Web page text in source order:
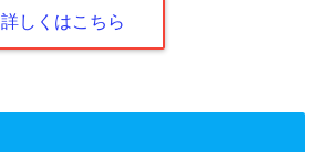
詳しくはこちら